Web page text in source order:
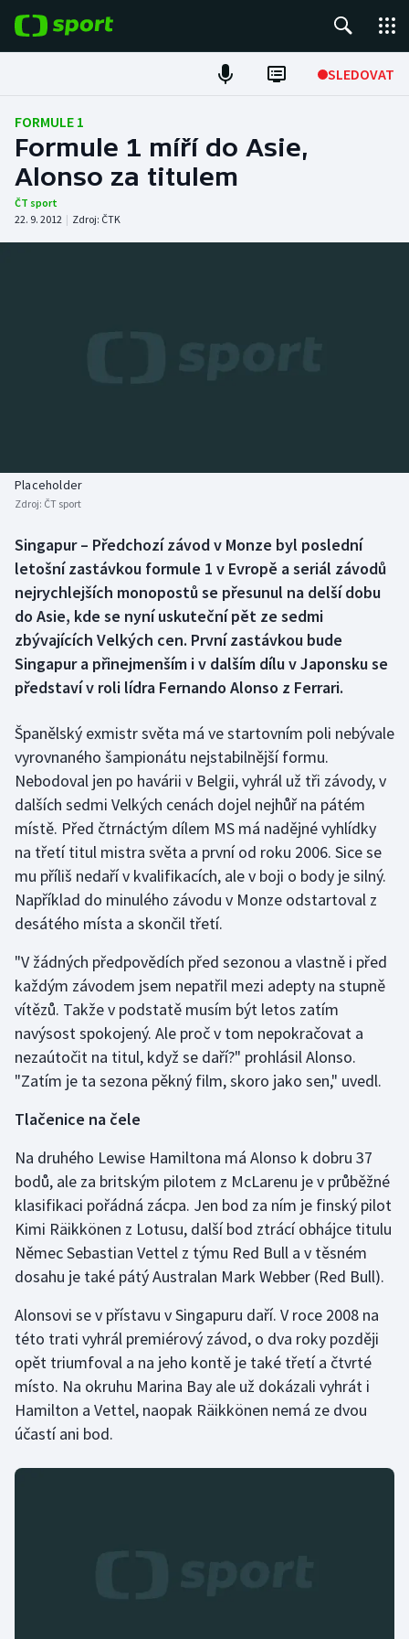
SLEDOVAT
Fotbal
Hokej
Tenis
Atletika
Biatlon
Boby a skeleton
Box
Curling
Dostihy
Florbal
Futsal
Golf
Gymnastika
Házená
Judo
Krasobruslení
Lezení
Lyže a snowboard
Moderní pětiboj
Motorsport
Olympijské hry
Plavání
Plážový volejbal
Ragby
Aplikace ČT sport
AZ kvíz
FORMULE 1
Formule 1 míří do Asie,
Alonso za titulem
ČT sport
22. 9. 2012 | Zdroj: ČTK
Placeholder
Zdroj: ČT sport
Singapur – Předchozí závod v Monze byl poslední
letošní zastávkou formule 1 v Evropě a seriál závodů
nejrychlejších monopostů se přesunul na delší dobu
do Asie, kde se nyní uskuteční pět ze sedmi
zbývajících Velkých cen. První zastávkou bude
Singapur a přinejmenším i v dalším dílu v Japonsku se
představí v roli lídra Fernando Alonso z Ferrari.
Španělský exmistr světa má ve startovním poli nebývale
vyrovnaného šampionátu nejstabilnější formu.
Nebodoval jen po havárii v Belgii, vyhrál už tři závody, v
dalších sedmi Velkých cenách dojel nejhůř na pátém
místě. Před čtrnáctým dílem MS má nadějné vyhlídky
na třetí titul mistra světa a první od roku 2006. Sice se
mu příliš nedaří v kvalifikacích, ale v boji o body je silný.
Například do minulého závodu v Monze odstartoval z
desátého místa a skončil třetí.
"V žádných předpovědích před sezonou a vlastně i před
každým závodem jsem nepatřil mezi adepty na stupně
vítězů. Takže v podstatě musím být letos zatím
navýsost spokojený. Ale proč v tom nepokračovat a
nezaútočit na titul, když se daří?" prohlásil Alonso.
"Zatím je ta sezona pěkný film, skoro jako sen," uvedl.
Tlačenice na čele
Na druhého Lewise Hamiltona má Alonso k dobru 37
bodů, ale za britským pilotem z McLarenu je v průběžné
klasifikaci pořádná zácpa. Jen bod za ním je finský pilot
Kimi Räikkönen z Lotusu, další bod ztrácí obhájce titulu
Němec Sebastian Vettel z týmu Red Bull a v těsném
dosahu je také pátý Australan Mark Webber (Red Bull).
Alonsovi se v přístavu v Singapuru daří. V roce 2008 na
této trati vyhrál premiérový závod, o dva roky později
opět triumfoval a na jeho kontě je také třetí a čtvrté
místo. Na okruhu Marina Bay ale už dokázali vyhrát i
Hamilton a Vettel, naopak Räikkönen nemá ze dvou
účastí ani bod.